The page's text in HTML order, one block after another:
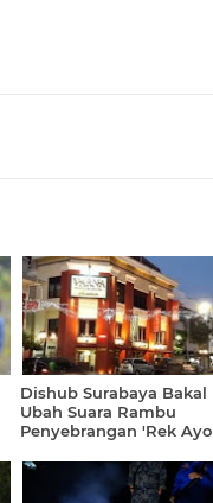
Dishub Surabaya Bakal
Ubah Suara Rambu
Penyebrangan 'Rek Ayo